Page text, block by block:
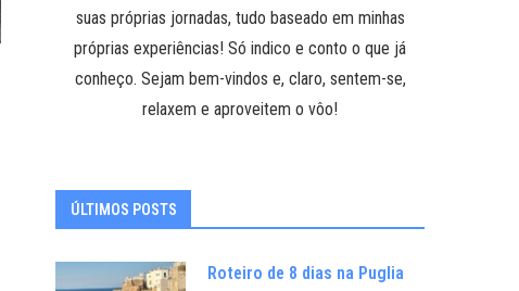
suas próprias jornadas, tudo baseado em minhas
próprias experiências! Só indico e conto o que já
conheço. Sejam bem-vindos e, claro, sentem-se,
relaxem e aproveitem o vôo!
ÚLTIMOS POSTS
Roteiro de 8 dias na Puglia